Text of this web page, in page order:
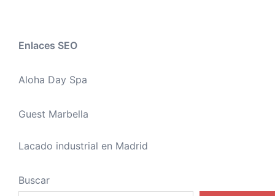
Enlaces SEO
Aloha Day Spa
Guest Marbella
Lacado industrial en Madrid
Buscar